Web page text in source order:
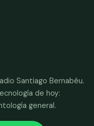
Santiago Bernabéu.
de hoy:
general.